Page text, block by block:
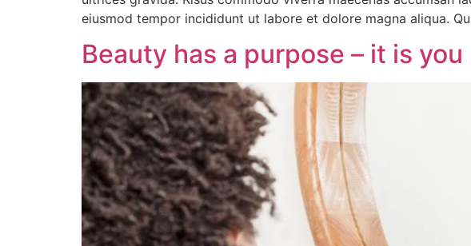
eiusmod tempor incididunt ut labore et dolore magna aliqua.
Beauty has a purpose – it is you